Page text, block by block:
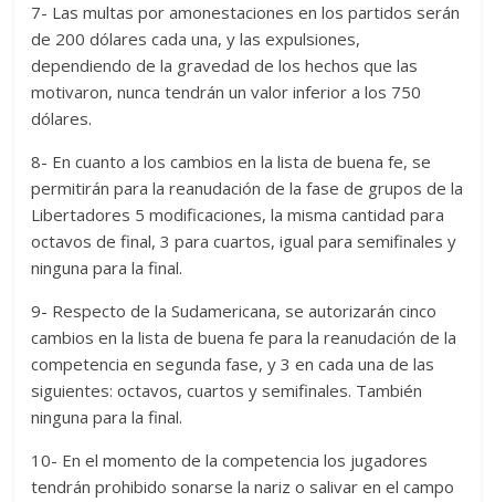
7- Las multas por amonestaciones en los partidos serán
de 200 dólares cada una, y las expulsiones,
dependiendo de la gravedad de los hechos que las
motivaron, nunca tendrán un valor inferior a los 750
dólares.
8- En cuanto a los cambios en la lista de buena fe, se
permitirán para la reanudación de la fase de grupos de la
Libertadores 5 modificaciones, la misma cantidad para
octavos de final, 3 para cuartos, igual para semifinales y
ninguna para la final.
9- Respecto de la Sudamericana, se autorizarán cinco
cambios en la lista de buena fe para la reanudación de la
competencia en segunda fase, y 3 en cada una de las
siguientes: octavos, cuartos y semifinales. También
ninguna para la final.
10- En el momento de la competencia los jugadores
tendrán prohibido sonarse la nariz o salivar en el campo